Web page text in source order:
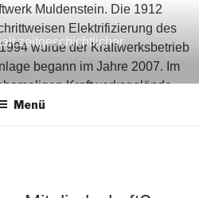
zeitgeschichtlicher
Menü